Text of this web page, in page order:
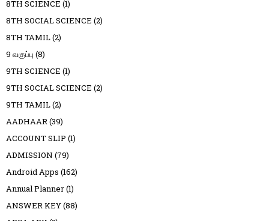
8TH SCIENCE (1)
8TH SOCIAL SCIENCE (2)
8TH TAMIL(2)
9 வகுப்பு (8)
9TH SCIENCE (1)
9TH SOCIAL SCIENCE (2)
9TH TAMIL(2)
AADHAAR(39)
ACCOUNT SLIP (1)
ADMISSION (79)
Android Apps (162)
Annual Planner(1)
ANSWER KEY(88)